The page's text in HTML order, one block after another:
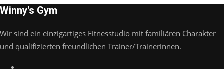
Winny's Gym
Wir sind ein einzigartiges Fitnesstudio mit familiären Charakter
und qualifizierten freundlichen Trainer/Trainerinnen.